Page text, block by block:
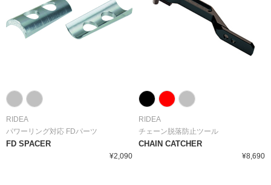
RIDEA
パワーリング対応 FDパーツ
FD SPACER
¥2,090
RIDEA
チェーン脱落防止ツール
CHAIN CATCHER
¥8,690